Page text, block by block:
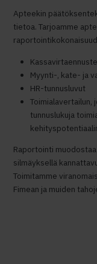
Apteekin
tietoa. Tarjoamme
Myynti-, kate- ja
HR-tunnusluvut
Toimialavertailun,
tunnuslukuja
Raportointi
silmäyksellä
Toimitamme
Fimean ja muiden